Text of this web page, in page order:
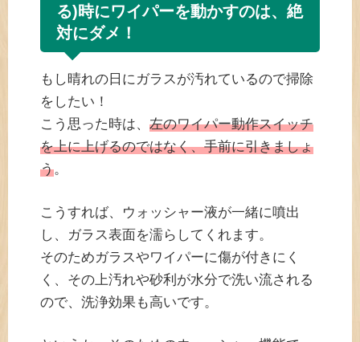
る)時にワイパーを動かすのは、絶
対にダメ！
もし晴れの日にガラスが汚れているので掃除
をしたい！
こう思った時は、 左のワイパー動作スイッチ
を上に上げるのではなく、手前に引きましょ
う。
こうすれば、ウォッシャー液が一緒に噴出
し、ガラス表面を濡らしてくれます。
そのためガラスやワイパーに傷が付きにく
く、その上汚れや砂利が水分で洗い流される
ので、洗浄効果も高いです。